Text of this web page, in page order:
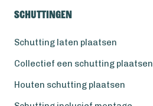
Schuttingen
Schutting laten plaatsen
Collectief een schutting plaatsen
Houten schutting plaatsen